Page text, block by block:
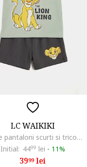
LC WAIKIKI
Set de pantaloni scurti si tricou cu tematica cu Lion King - 2 piese, Verde pastel/Gri antracit
Initial: 4499 lei - 11%
3999lei